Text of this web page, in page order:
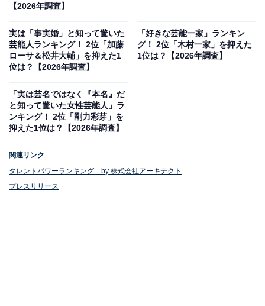
1位：白石聖
【2026年調査】
実は「事実婚」と知って驚いた
芸能人ランキング！ 2位「加藤
ローサ＆松井大輔」を抑えた1
位は？【2026年調査】
「好きな芸能一家」ランキン
グ！ 2位「木村一家」を抑えた
1位は？【2026年調査】
「実は芸名ではなく『本名』だ
と知って驚いた女性芸能人」ラ
ンキング！ 2位「剛力彩芽」を
抑えた1位は？【2026年調査】
関連リンク
タレントパワーランキング by 株式会社アーキテクト
プレスリリース